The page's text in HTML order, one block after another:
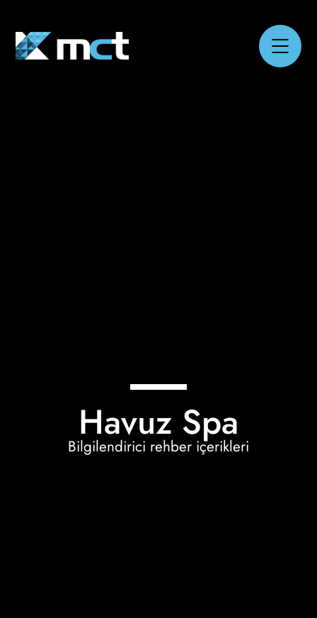
Havuz Spa
Bilgilendirici rehber içerikleri